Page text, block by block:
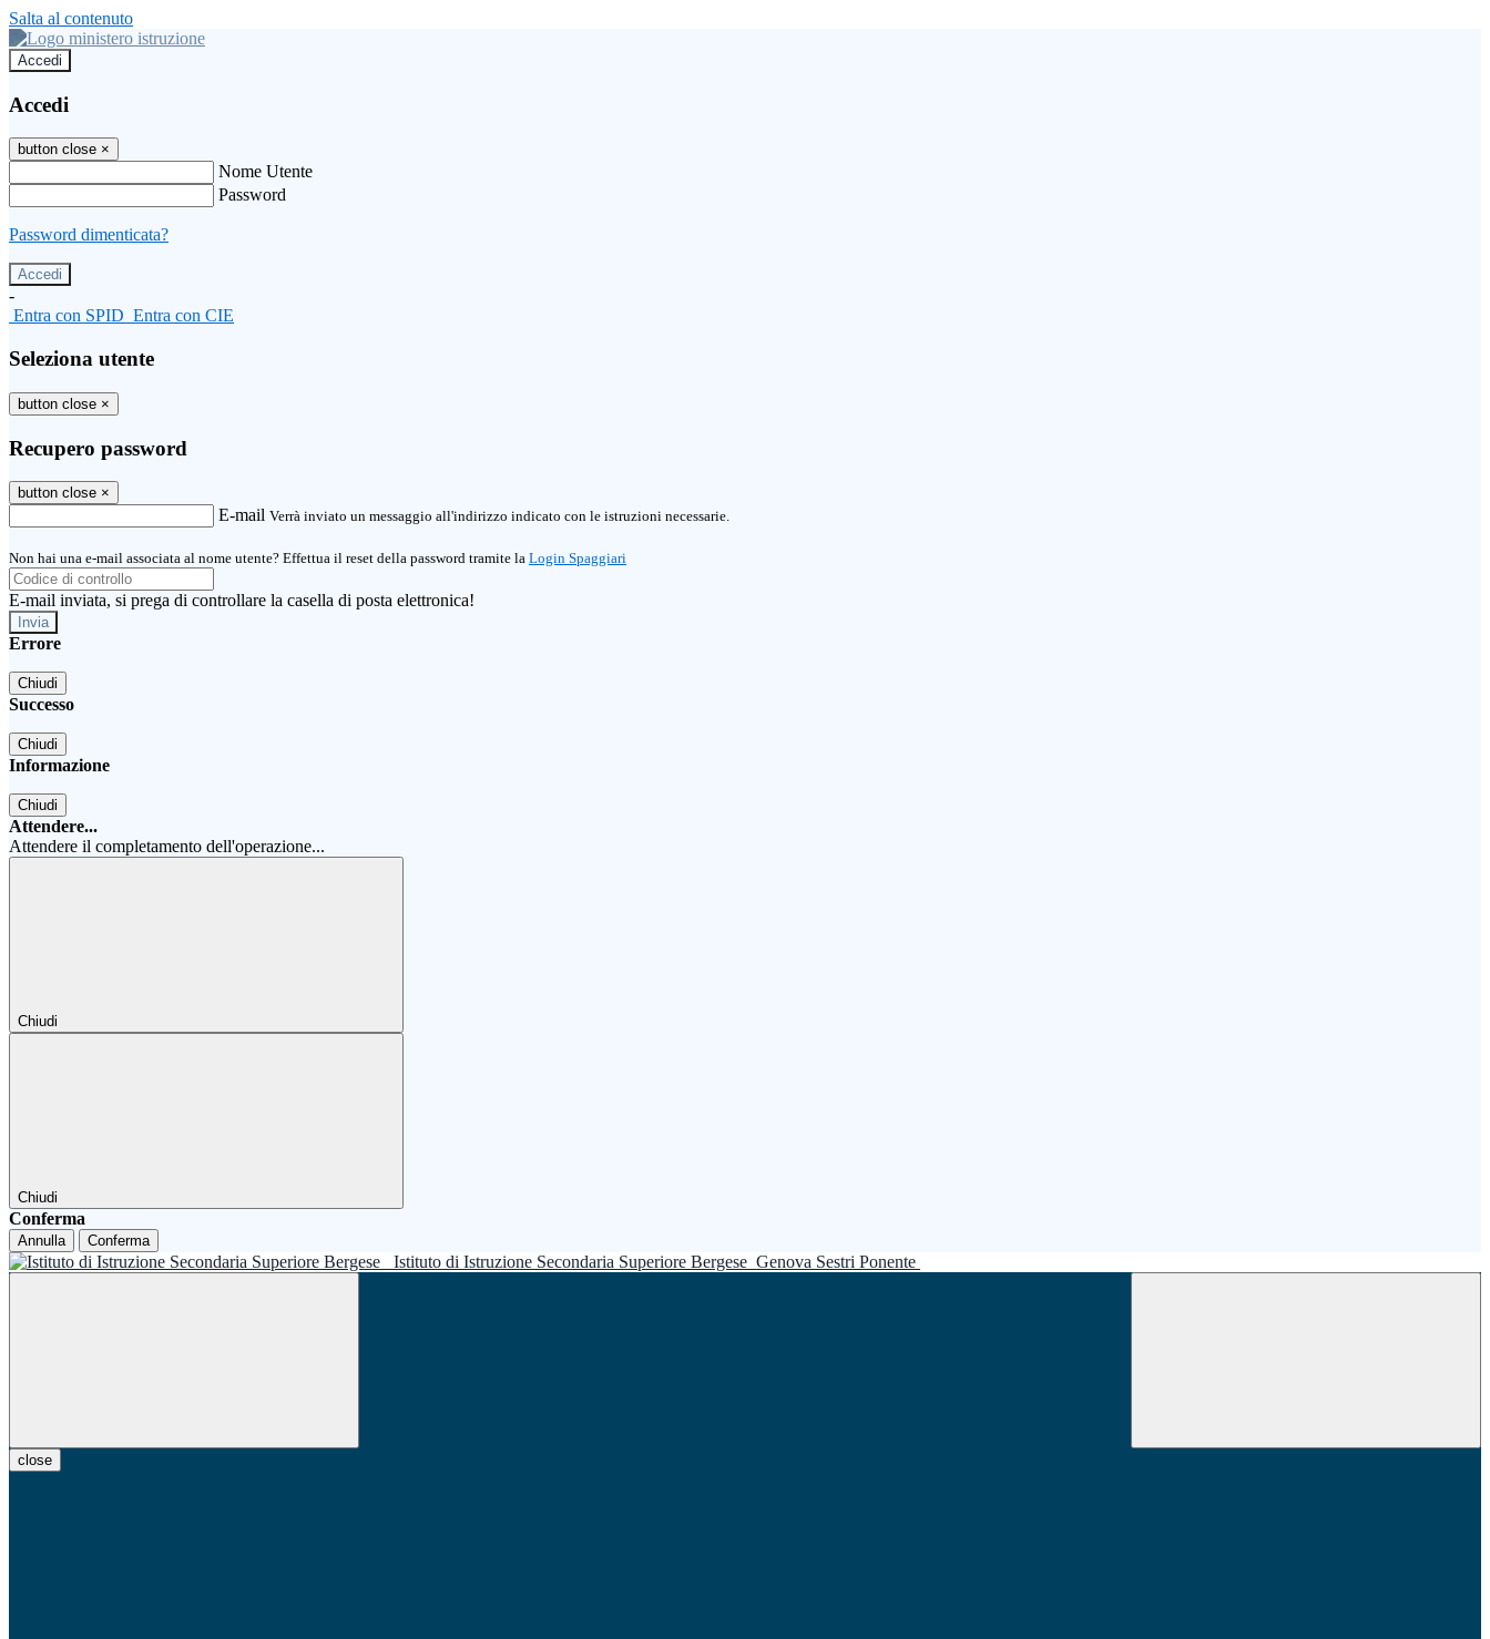
Salta al contenuto
Accedi
Accedi
button close ×
Nome Utente
Password
Password dimenticata?
-
Entra con SPID Entra con CIE
Seleziona utente
button close ×
Recupero password
button close ×
E-mail Verrà inviato un messaggio all'indirizzo indicato con le istruzioni necessarie.
Non hai una e-mail associata al nome utente? Effettua il reset della password tramite la Login Spaggiari
E-mail inviata, si prega di controllare la casella di posta elettronica!
Errore
Chiudi
Successo
Chiudi
Informazione
Chiudi
Attendere...
Attendere il completamento dell'operazione...
Chiudi
Chiudi
Conferma
Annulla Conferma
Istituto di Istruzione Secondaria Superiore Bergese Genova Sestri Ponente
close